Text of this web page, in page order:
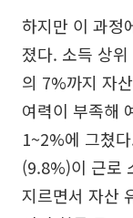
하지만 이 과정
졌다. 소득 상
의 7%까지 자
여력이 부족해
1~2%에 그쳤
(9.8%)이 근로
지르면서 자산